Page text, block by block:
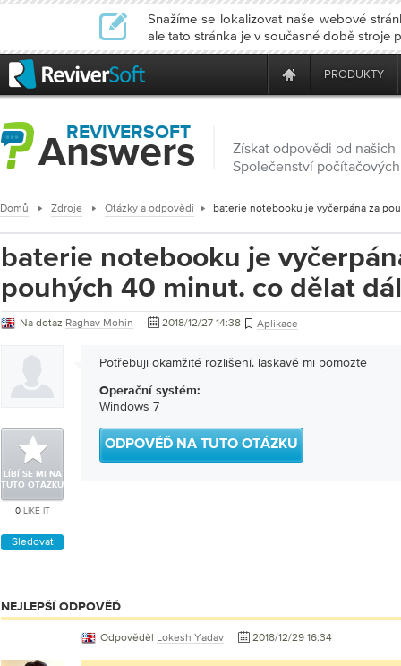
Snažíme se lokalizovat naše webové
ale tato stránka je v současné době stroje
PRODUKTY
REVIVERSOFT
Answers
Získat odpovědi od našich
Společenství
Domů Zdroje Otázky a odpovědi
baterie notebooku je
pouhých 40 minut. co dělat
Na dotaz Raghav Mohin 2018/12/27 14:38 Aplikace
LÍBÍ SE MI NA
TUTO OTÁZKU
0LIKE IT
Sledovat
Potřebuji okamžité rozlišení. laskavě mi pomozte
Operační systém:
Windows 7
ODPOVĚĎ NA TUTO OTÁZKU
NEJLEPŠÍ ODPOVĚĎ
Odpověděl Lokesh Yadav 2018/12/29 16:34